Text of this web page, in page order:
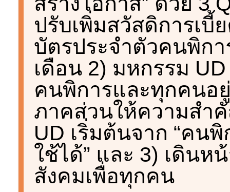
ปรับเพิ่มสวัสดิการเ
บัตรประจำตัวคนพิก
เดือน 2) มหกรรม
คนพิการและทุกคนอ
ภาคส่วนให้ความสำ
UD เริ่มต้นจาก “คน
ใช้ได้” และ 3) เดินห
สังคมเพื่อทุกคน